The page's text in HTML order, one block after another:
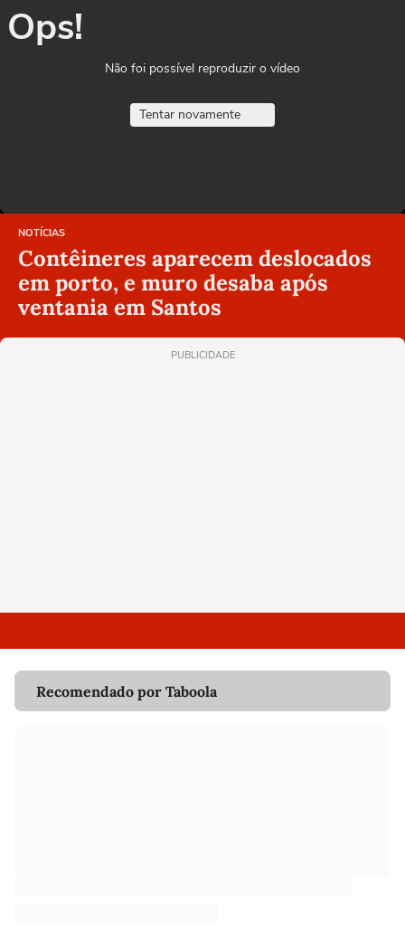
Ops!
Não foi possível reproduzir o vídeo
Tentar novamente
NOTÍCIAS
Contêineres aparecem deslocados
em porto, e muro desaba após
ventania em Santos
PUBLICIDADE
Recomendado por Taboola